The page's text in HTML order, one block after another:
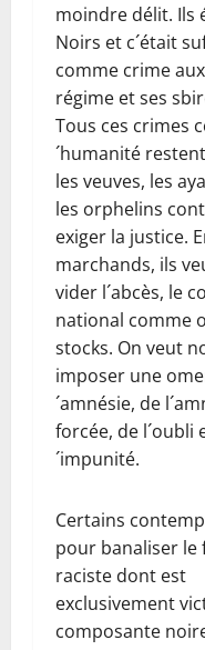
moindre délit. Ils
Noirs et c´était
comme crime
régime et ses
Tous ces crimes
´humanité
les veuves, les
les orphelins
exiger la justice.
marchands, ils
vider l´abcès, le
national comme
stocks. On veut
imposer une
´amnésie, de
forcée, de l´oubli
´impunité.
Certains
pour banaliser le
raciste dont est
exclusivement
composante